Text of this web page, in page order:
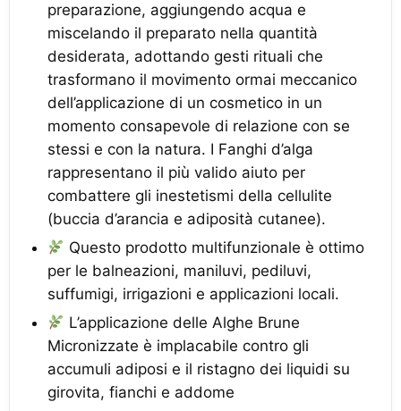
preparazione, aggiungendo acqua e
miscelando il preparato nella quantità
desiderata, adottando gesti rituali che
trasformano il movimento ormai meccanico
dell’applicazione di un cosmetico in un
momento consapevole di relazione con se
stessi e con la natura. I Fanghi d’alga
rappresentano il più valido aiuto per
combattere gli inestetismi della cellulite
(buccia d’arancia e adiposità cutanee).
Questo prodotto multifunzionale è ottimo
per le balneazioni, maniluvi, pediluvi,
suffumigi, irrigazioni e applicazioni locali.
L’applicazione delle Alghe Brune
Micronizzate è implacabile contro gli
accumuli adiposi e il ristagno dei liquidi su
girovita, fianchi e addome